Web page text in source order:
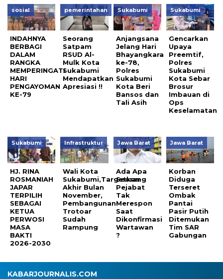
sosial
INDAHNYA
BERBAGI
DALAM
RANGKA
MEMPERINGATI
HARI
PENGAYOMAN
KE-79
pemerintahan
Seorang
Satpam
RSUD Al-
Mulk Kota
Sukabumi
Mendapatkan
Apresiasi !!
Sukabumi
Anjangsana
Jelang Hari
Bhayangkara
ke-78,
Polres
Sukabumi
Kota Beri
Bansos dan
Tali Asih
Sukabumi
Gencarkan
Upaya
Preemtif,
Polres
Sukabumi
Kota Sebar
Brosur
Imbauan di
Ops
Keselamatan
Sukabumi
HJ. RINA
ROSMANIAH
JAPAR
TERPILIH
SEBAGAI
KETUA
PERWOSI
MASA
BAKTI
2026-2030
Infrastruktur
Wali Kota
Sukabumi,Targetkan
Akhir Bulan
November,
Pembangunan
Trotoar
Sudah
Rampung
Jawa Barat
Ada Apa
Seorang
Pejabat
Tak
Merespon
Saat
Dikonfirmasi
Wartawan
?
Jawa Barat
Korban
Diduga
Terseret
Ombak
Pantai
Pasir Putih
Ditemukan
Tim SAR
Gabungan
KABARJOURNALIS.COM